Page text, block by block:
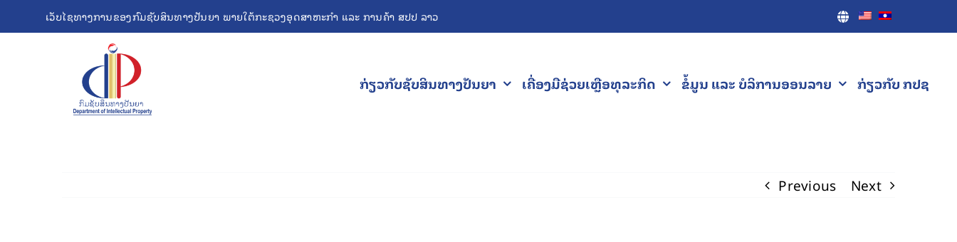
to
ເວັບໄຊທາງການຂອງກົມຊັບສິນທາງປັນຍາ ພາຍໃຕ້ກະຊວງອຸດສາຫະກຳ ແລະ ການຄ້າ ສປປ ລາວ
ກ່ຽວກັບຊັບສິນທາງປັນຍາ ເຄື່ອງມືຊ່ວຍເຫຼືອທຸລະກິດ ຂໍ້ມູນ ແລະ ບໍລິການອອນລາຍ ກ່ຽວກັບ ກປຊ
Previous Next